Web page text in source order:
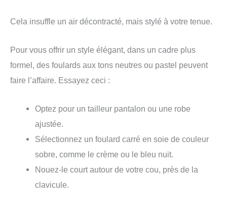
Cela insuffle un air décontracté, mais stylé à votre tenue.
Pour vous offrir un style élégant, dans un cadre plus
formel, des foulards aux tons neutres ou pastel peuvent
faire l’affaire. Essayez ceci :
Optez pour un tailleur pantalon ou une robe
ajustée.
Sélectionnez un foulard carré en soie de couleur
sobre, comme le crème ou le bleu nuit.
Nouez-le court autour de votre cou, près de la
clavicule.